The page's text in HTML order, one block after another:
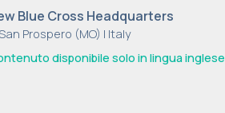
Blue Cross Headquarters
Prospero (MO) | Italy
disponibile solo in lingua inglese